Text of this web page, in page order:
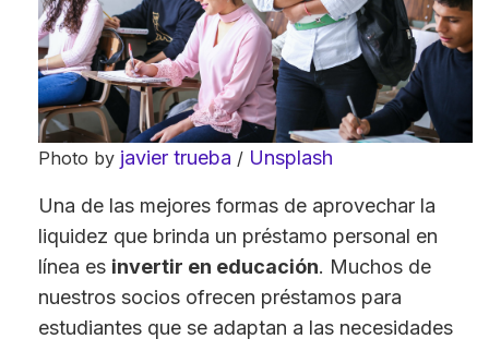
Photo by javier trueba / Unsplash
Una de las mejores formas de aprovechar la
liquidez que brinda un préstamo personal en
línea es invertir en educación. Muchos de
nuestros socios ofrecen préstamos para
estudiantes que se adaptan a las necesidades